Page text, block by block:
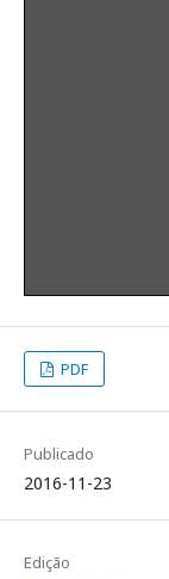
PDF
Publicado
2016-11-23
Edição